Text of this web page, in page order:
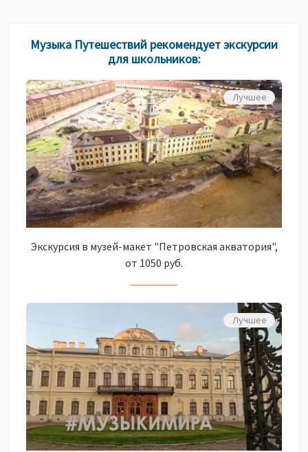
Музыка Путешествий рекомендует экскурсии
для школьников:
Лучшее
Экскурсия в музей-макет "Петровская акватория",
от 1050 руб.
Лучшее